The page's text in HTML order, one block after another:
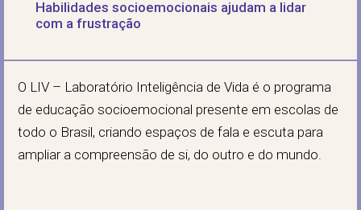
Habilidades socioemocionais ajudam a lidar
com a frustração
O LIV – Laboratório Inteligência de Vida é o programa
de educação socioemocional presente em escolas de
todo o Brasil, criando espaços de fala e escuta para
ampliar a compreensão de si, do outro e do mundo.